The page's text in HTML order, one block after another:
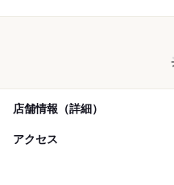
店舗情報（詳細）
アクセス